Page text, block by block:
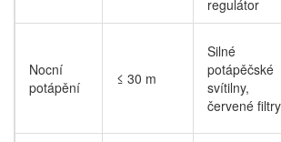
regulátor
Nocní
potápění
≤ 30 m
Silné
potápěčské
svítilny,
červené filtry